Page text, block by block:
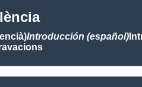
Introducción (español)